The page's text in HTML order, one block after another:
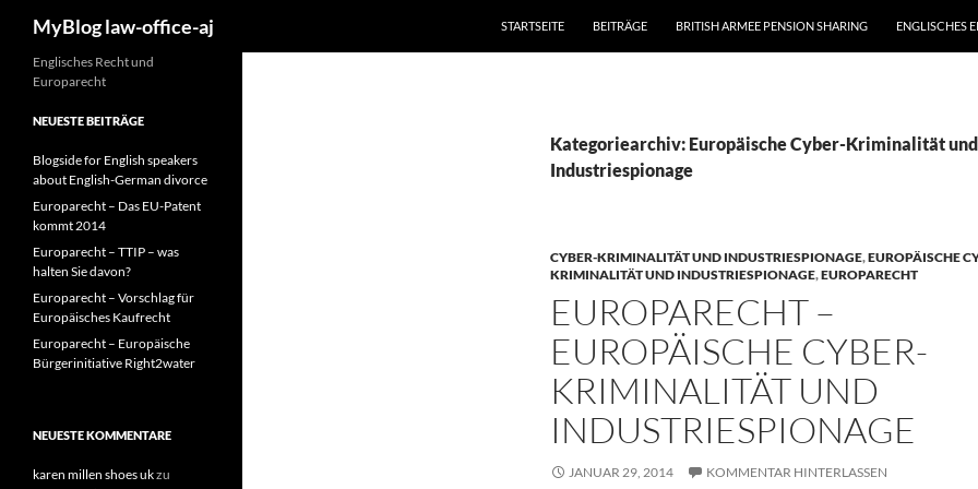
Inhalt
springen
MyBlog law-office-aj STARTSEITE BEITRÄGE BRITISH ARMEE PENSION SHARING ENGLISCHES
Kategoriearchiv: Europäische Cyber-Kriminalität und
Industriespionage
CYBER-KRIMINALITÄT UND INDUSTRIESPIONAGE,EUROPÄISCHE
KRIMINALITÄT UND INDUSTRIESPIONAGE,EUROPARECHT
EUROPARECHT –
EUROPÄISCHE CYBER-
KRIMINALITÄT UND
INDUSTRIESPIONAGE
JANUAR 29, 2014 KOMMENTAR HINTERLASSEN
Englisches Recht und
Europarecht
NEUESTE BEITRÄGE
Blogside for English speakers
about English-German divorce
Europarecht – Das EU-Patent
kommt 2014
Europarecht – TTIP – was
halten Sie davon?
Europarecht – Vorschlag für
Europäisches Kaufrecht
Europarecht – Europäische
Bürgerinitiative Right2water
NEUESTE KOMMENTARE
karen millen shoes ukzu